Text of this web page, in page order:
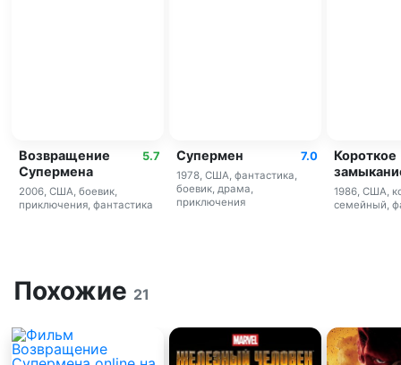
5.7
Возвращение
Супермена
2006, США, боевик,
приключения, фантастика
7.0
Супермен
1978, США, фантастика,
боевик, драма,
приключения
Короткое
1986, США,
семейный,
Похожие 21